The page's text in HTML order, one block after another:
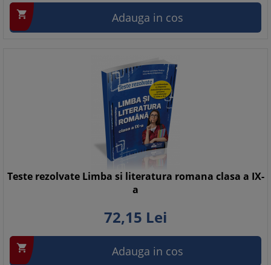
 Adauga in cos
Teste rezolvate Limba si literatura romana clasa a IX-
a
72,15 Lei
 Adauga in cos